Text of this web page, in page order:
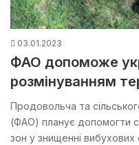
03.01.2023
ФАО допоможе
розмінуванням
Продовольча та
(ФАО) планує допомогти
зон у знищенні вибухових